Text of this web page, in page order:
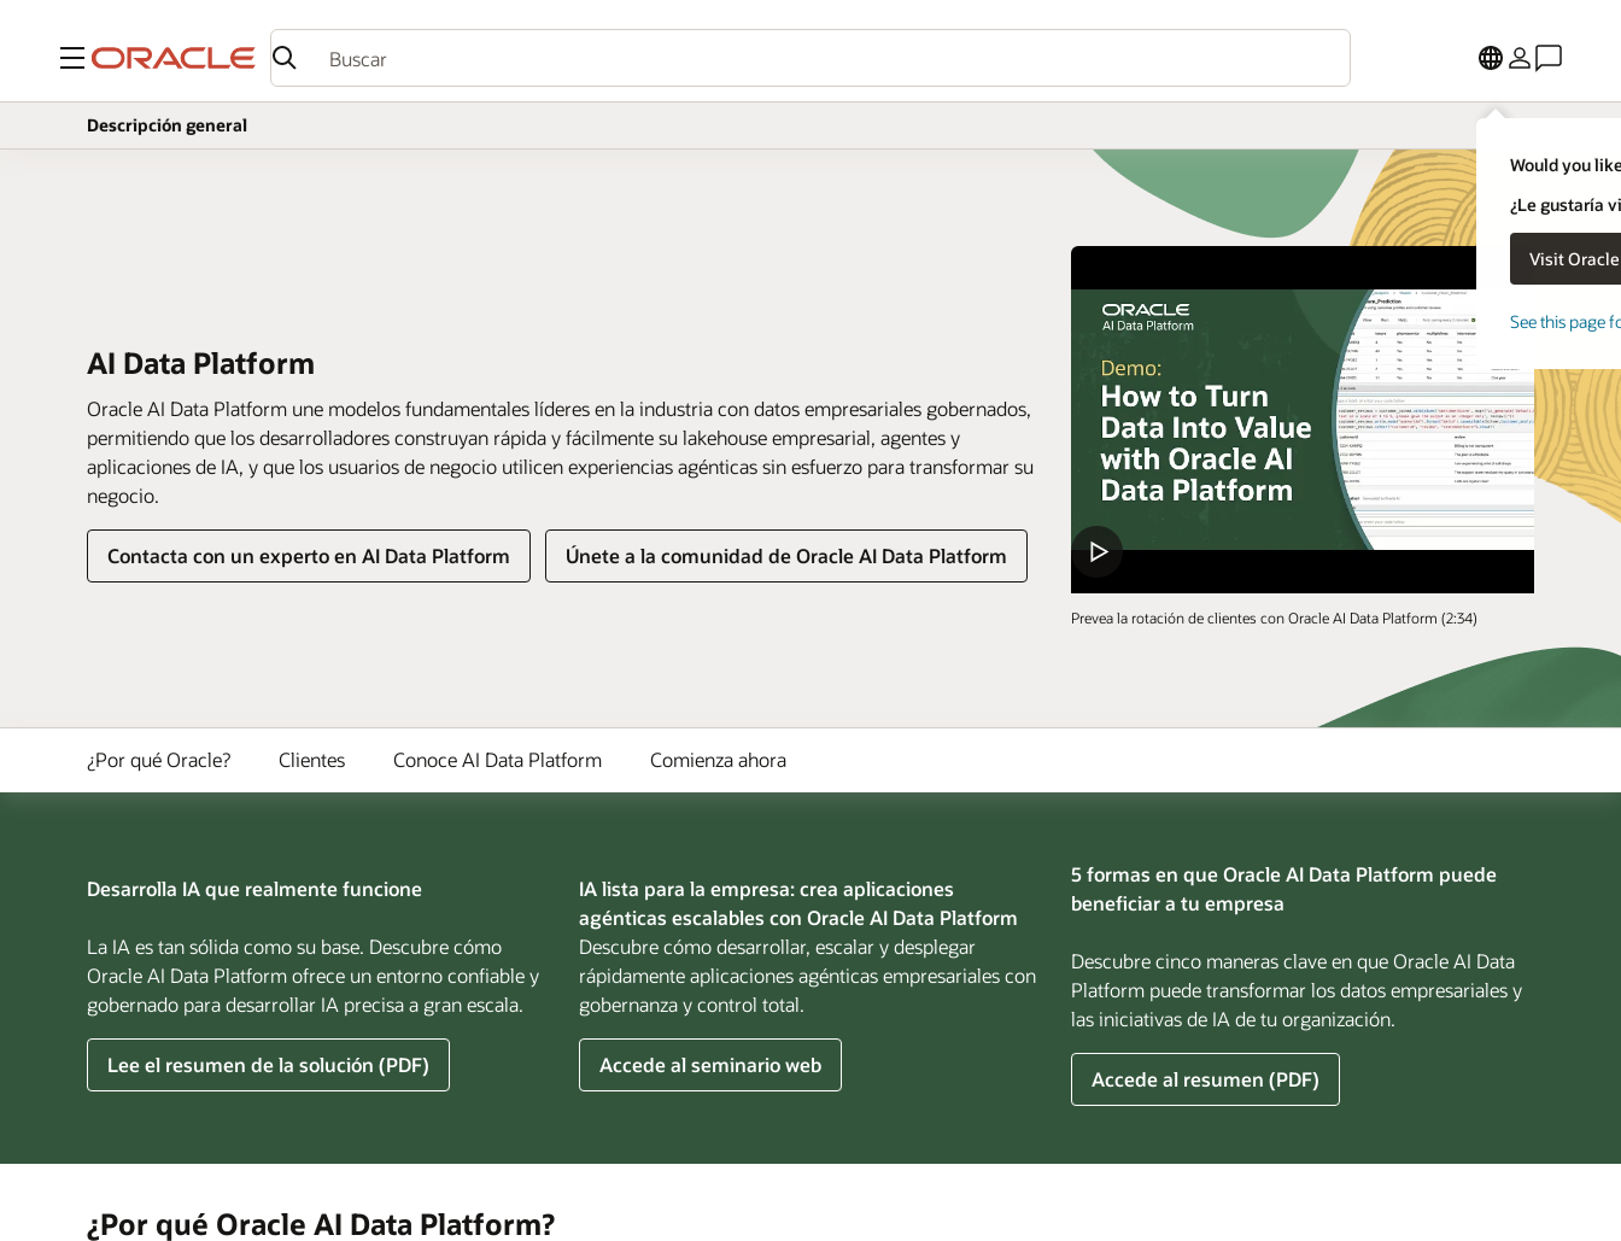
Menú
Would you
¿Le gustaría
See this page
Descripción general
AI Data Platform
Prevea la rotación de clientes con Oracle AI Data Platform (2:34)
Oracle AI Data Platform une modelos fundamentales líderes en la industria con datos empresariales gobernados,
permitiendo que los desarrolladores construyan rápida y fácilmente su lakehouse empresarial, agentes y
aplicaciones de IA, y que los usuarios de negocio utilicen experiencias agénticas sin esfuerzo para transformar su
negocio.
Contacta con un experto en AI Data Platform Únete a la comunidad de Oracle AI Data Platform
¿Por qué Oracle? Clientes Conoce AI Data Platform Comienza ahora
Desarrolla IA que realmente funcione
La IA es tan sólida como su base. Descubre cómo
Oracle AI Data Platform ofrece un entorno confiable y
gobernado para desarrollar IA precisa a gran escala.
Lee el resumen de la solución (PDF)
sobre
Build
Works
Business
IA lista para la empresa: crea aplicaciones
agénticas escalables con Oracle AI Data Platform
Descubre cómo desarrollar, escalar y desplegar
rápidamente aplicaciones agénticas empresariales con
gobernanza y control total.
Accede al seminario web
sobre
IA
5 formas en que Oracle AI Data Platform puede
beneficiar a tu empresa
Descubre cinco maneras clave en que Oracle AI Data
Platform puede transformar los datos empresariales y
las iniciativas de IA de tu organización.
Accede al resumen (PDF)
¿Por qué Oracle AI Data Platform?